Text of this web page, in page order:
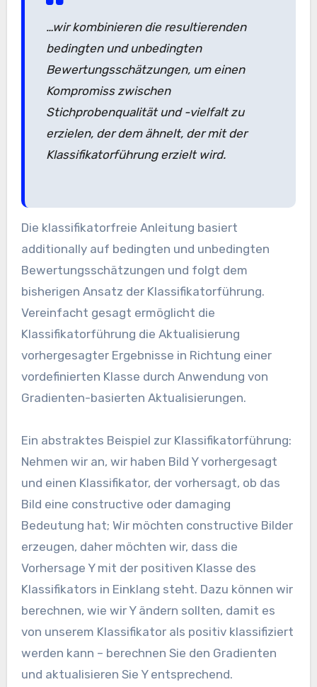
…wir kombinieren die resultierenden
bedingten und unbedingten
Bewertungsschätzungen, um einen
Kompromiss zwischen
Stichprobenqualität und -vielfalt zu
erzielen, der dem ähnelt, der mit der
Klassifikatorführung erzielt wird.
Die klassifikatorfreie Anleitung basiert
additionally auf bedingten und unbedingten
Bewertungsschätzungen und folgt dem
bisherigen Ansatz der Klassifikatorführung.
Vereinfacht gesagt ermöglicht die
Klassifikatorführung die Aktualisierung
vorhergesagter Ergebnisse in Richtung einer
vordefinierten Klasse durch Anwendung von
Gradienten-basierten Aktualisierungen.
Ein abstraktes Beispiel zur Klassifikatorführung:
Nehmen wir an, wir haben Bild Y vorhergesagt
und einen Klassifikator, der vorhersagt, ob das
Bild eine constructive oder damaging
Bedeutung hat; Wir möchten constructive Bilder
erzeugen, daher möchten wir, dass die
Vorhersage Y mit der positiven Klasse des
Klassifikators in Einklang steht. Dazu können wir
berechnen, wie wir Y ändern sollten, damit es
von unserem Klassifikator als positiv klassifiziert
werden kann – berechnen Sie den Gradienten
und aktualisieren Sie Y entsprechend.